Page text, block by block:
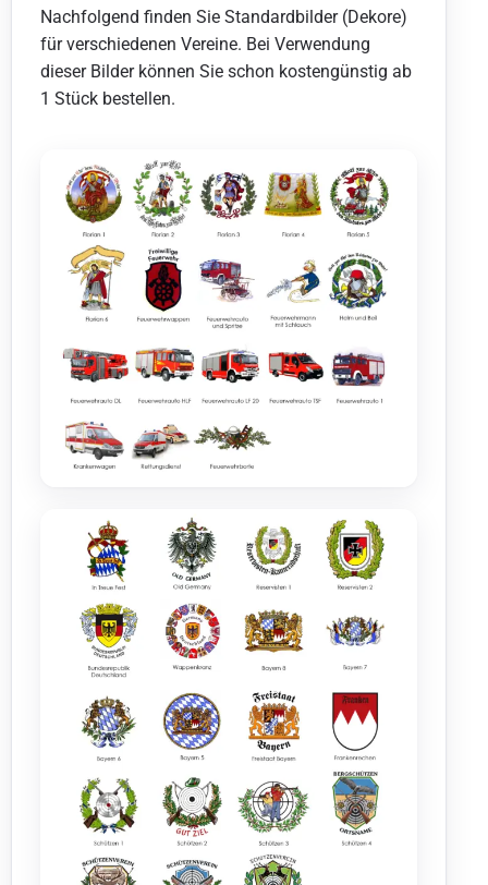
Nachfolgend finden Sie Standardbilder (Dekore)
für verschiedenen Vereine. Bei Verwendung
dieser Bilder können Sie schon kostengünstig ab
1 Stück bestellen.